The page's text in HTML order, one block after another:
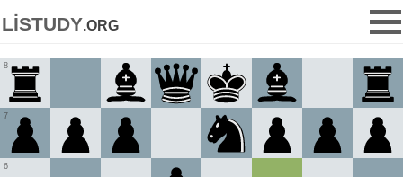
listudy.org
6
7
8